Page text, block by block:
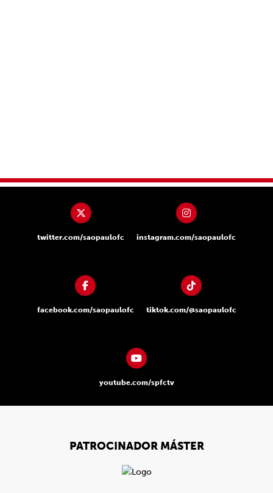
twitter.com/saopaulofc instagram.com/saopaulofc
facebook.com/saopaulofc tiktok.com/@saopaulofc
youtube.com/spfctv
PATROCINADOR MÁSTER